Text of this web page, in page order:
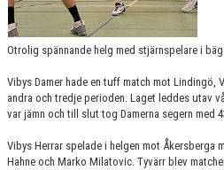
Otrolig spännande helg med stjärnspelare i
Vibys Damer hade en tuff match mot Lindingö,
andra och tredje perioden. Laget leddes utav
var jämn och till slut tog Damerna segern med
Vibys Herrar spelade i helgen mot Åkersberga
Hahne och Marko Milatovic. Tyvärr blev